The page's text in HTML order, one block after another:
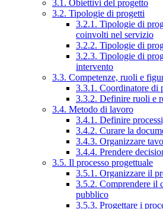
3.1. Obiettivi del progetto
3.2. Tipologie di progetti
3.2.1. Tipologie di
coinvolti nel servizio
3.2.2. Tipologie di
3.2.3. Tipologie di
intervento
3.3. Competenze, ruoli e
3.3.1. Coordinatore di
3.3.2. Definire ruoli e
3.4. Metodo di lavoro
3.4.1. Definire
3.4.2. Curare la
3.4.3. Organizzare
3.4.4. Prendere
3.5. Il processo progettuale
3.5.1. Organizzare il
3.5.2. Comprendere il
pubblico
3.5.3. Progettare i